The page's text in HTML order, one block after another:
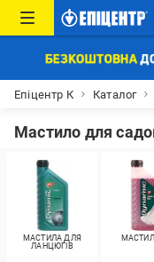
Епіцентр К Каталог
Мастило для
МАСТИЛА ДЛЯ
ЛАНЦЮГІВ